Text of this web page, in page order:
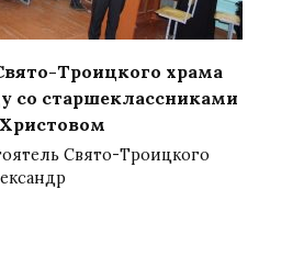
Троицкого храма
со старшеклассниками
Свято-Троицкого